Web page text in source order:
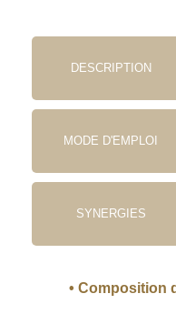
DESCRIPTION
MODE D'EMPLOI
SYNERGIES
• Composition